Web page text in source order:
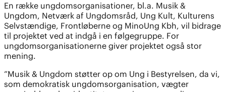
En række ungdomsorganisationer, bl.a. Musik &
Ungdom, Netværk af Ungdomsråd, Ung Kult, Kulturens
Selvstændige, Frontløberne og MinoUng Kbh, vil bidrage
til projektet ved at indgå i en følgegruppe. For
ungdomsorganisationerne giver projektet også stor
mening.
”Musik & Ungdom støtter op om Ung i Bestyrelsen, da vi,
som demokratisk ungdomsorganisation, vægter